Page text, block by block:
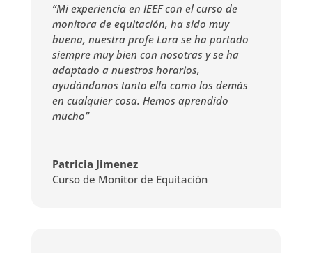
“Mi experiencia en IEEF con el curso de
monitora de equitación, ha sido muy
buena, nuestra profe Lara se ha portado
siempre muy bien con nosotras y se ha
adaptado a nuestros horarios,
ayudándonos tanto ella como los demás
en cualquier cosa. Hemos aprendido
mucho”
Patricia Jimenez
Curso de Monitor de Equitación